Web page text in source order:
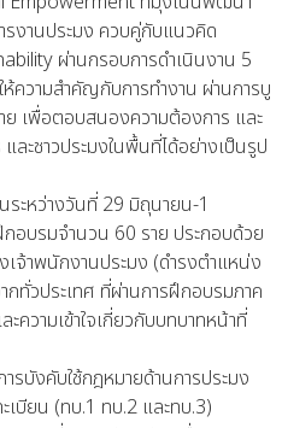
รงานประมง ควบคู่กับแนวคิด
ผ่านกรอบการดำเนินงาน 5
วามสำคัญกับการทำงาน ผ่านการบู
ย เพื่อตอบสนองความต้องการ และ
ะชาวประมงในพื้นที่ได้อย่างเป็นรูป
ะหว่างวันที่ 29 มิถุนายน-1
อบรมจำนวน 60 ราย ประกอบด้วย
เจ้าพนักงานประมง (ดำรงตำแหน่ง
ทั่วประเทศ ที่ผ่านการฝึกอบรมภาค
ความเข้าใจเกี่ยวกับบทบาทหน้าที่
บังคับใช้กฎหมายด้านการประมง
บียน (ทบ.1 ทบ.2 และทบ.3)